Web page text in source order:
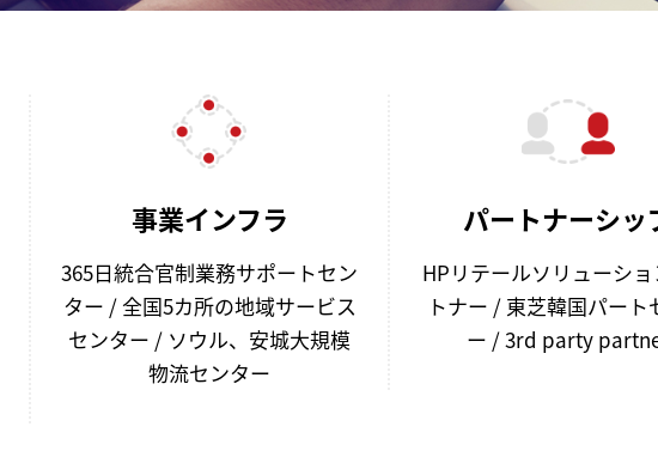
事業インフラ
365日統合官制業務サポートセン
ター / 全国5カ所の地域サービス
センター / ソウル、安城大規模
物流センター
パートナーシッ
HPリテールソリューシ
トナー / 東芝韓国パート
ー / 3rd party